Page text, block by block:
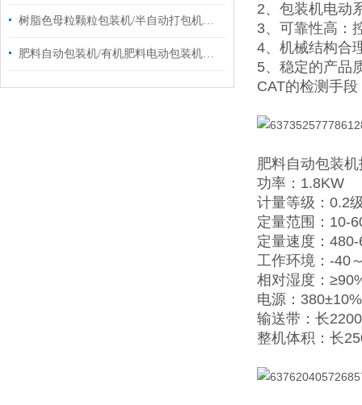
树脂色母粒颗粒包装机/半自动打包机厂家定制
肥料自动包装机/有机肥料电动包装机定制厂家
2、包装机电动
3、可靠性高：
4、机械结构合
5、稳定的产品
CAT的检测手
肥料自动包装
功率：1.8KW
计量等级：0.2
定量范围：10-
定量速度：
工作环境：-40
相对湿度：
电源：
输送带：长
整机体积：长